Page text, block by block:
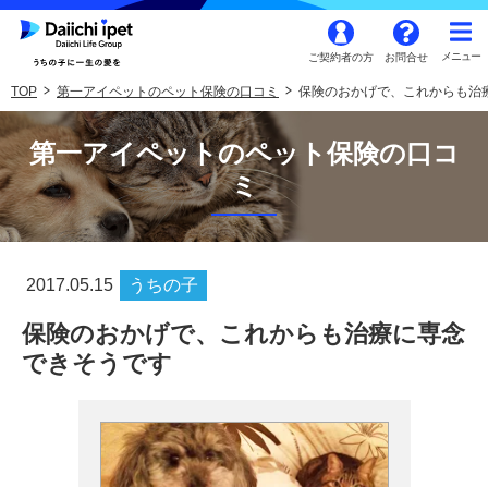
ご契約者の方 お問合せ
TOP 第一アイペットのペット保険の口コミ 保険のおかげで、これからも治
第一アイペットのペット保険の口コ
ミ
2017.05.15 うちの子
保険のおかげで、これからも治療に専念
できそうです